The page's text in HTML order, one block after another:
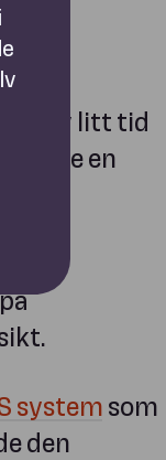
av litt tid
en
systemsom
den